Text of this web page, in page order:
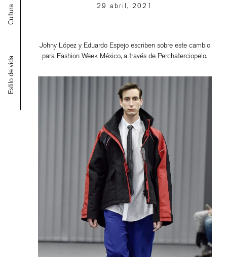
Cultura
Estilo de vida
29 abril, 2021
Johny López y Eduardo Espejo escriben sobre este cambio
para Fashion Week México, a través de Perchaterciopelo.